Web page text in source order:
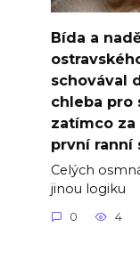
Bída a
schovával
chleba pro
zatímco
první ranní
Celých
jinou logiku
0 4